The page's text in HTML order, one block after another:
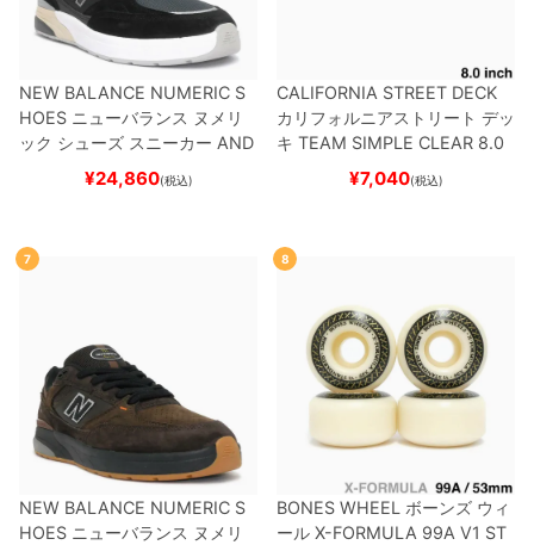
NEW BALANCE NUMERIC S
HOES ニューバランス ヌメリ
ック シューズ スニーカー AND
REW REYNOLDS 933
BLACK/NAVYスケートボ
¥24,860(税込)
CALIFORNIA STREET DECK
カリフォルニアストリート デッ
キ TEAM SIMPLE CLEAR 8.0
ブランク（DSM）
ード スケボー
¥7,040(税込)
7
NEW BALANCE NUMERIC S
HOES ニューバランス ヌメリ
8
BONES WHEEL ボーンズ ウィ
ール X-FORMULA 99A V1 ST